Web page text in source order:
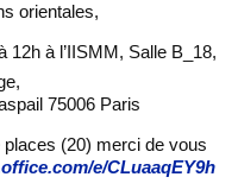
orientales,
12h à l’IISMM, Salle B_18,
75006 Paris
places (20) merci de vous
e/CLuaaqEY9h